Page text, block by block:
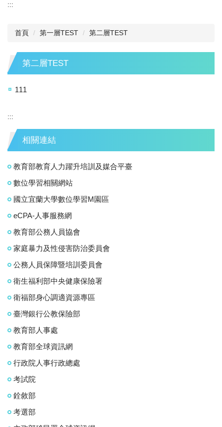
:::
首頁 第一層TEST 第二層TEST
第二層TEST
111
:::
相關連結
教育部教育人力躍升培訓及媒合平臺
數位學習相關網站
國立宜蘭大學數位學習M園區
eCPA-人事服務網
教育部公務人員協會
家庭暴力及性侵害防治委員會
公務人員保障暨培訓委員會
衛生福利部中央健康保險署
衛福部身心調適資源專區
臺灣銀行公教保險部
教育部人事處
教育部全球資訊網
行政院人事行政總處
考試院
銓敘部
考選部